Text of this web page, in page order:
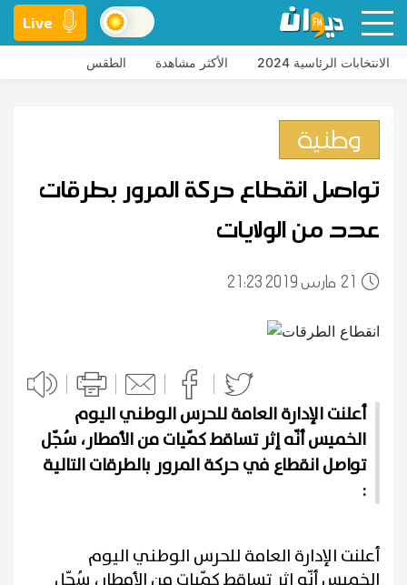
Live
الانتخابات الرئاسية 2024 الأكثر مشاهدة الطقس
وطنية
تواصل انقطاع حركة المرور بطرقات
عدد من الولايات
21 21:23 2019 مارس
أعلنت الإدارة العامة للحرس الوطني اليوم
الخميس أنّه إثر تساقط كمّيات من الأمطار، سُجّل
تواصل انقطاع في حركة المرور بالطرقات التالية
:
أعلنت الإدارة العامة للحرس الوطني اليوم